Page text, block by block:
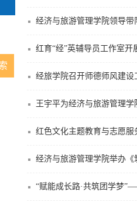
经济与旅游管理学院领导带
红育“经”英辅导员工作室开
经旅学院召开师德师风建设
王宇平为经济与旅游管理
经济与旅游管理学院举办
“赋能成长路·共筑团学梦